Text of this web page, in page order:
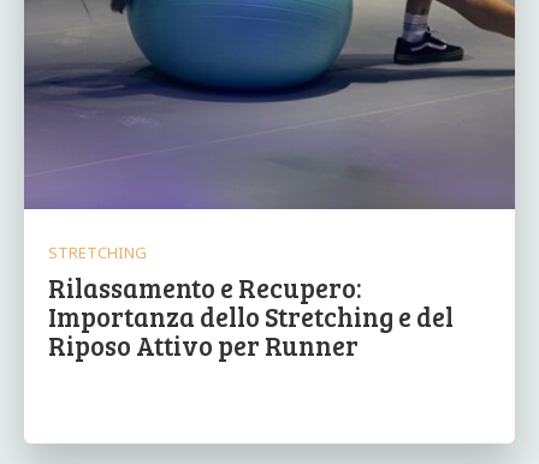
STRETCHING
Rilassamento e Recupero:
Importanza dello Stretching e del
Riposo Attivo per Runner